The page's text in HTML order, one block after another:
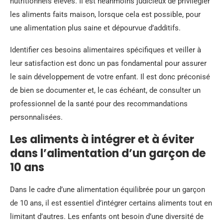
les aliments faits maison, lorsque cela est possible, pour
une alimentation plus saine et dépourvue d’additifs.
Identifier ces besoins alimentaires spécifiques et veiller à
leur satisfaction est donc un pas fondamental pour assurer
le sain développement de votre enfant. Il est donc préconisé
de bien se documenter et, le cas échéant, de consulter un
professionnel de la santé pour des recommandations
personnalisées.
Les aliments à intégrer et à éviter
dans l’alimentation d’un garçon de
10 ans
Dans le cadre d’une alimentation équilibrée pour un garçon
de 10 ans, il est essentiel d’intégrer certains aliments tout en
limitant d’autres. Les enfants ont besoin d’une diversité de